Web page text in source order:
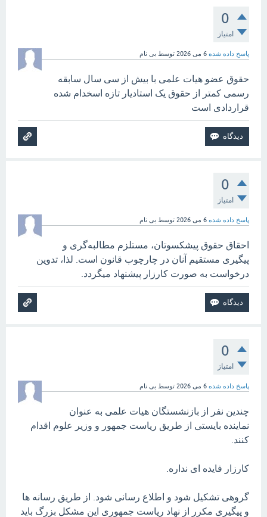
0
امتیاز
پاسخ داده شده 6 می 2026 توسط بی نام
حقوق عضو هیات علمی با بیش از سی سال سابقه
رسمی کمتر از حقوق یک استادیار تازه اسخدام شده
قراردادی است
0
امتیاز
پاسخ داده شده 6 می 2026 توسط بی نام
احقاق حقوق پیشکسوتان، مستلزم مطالبه‌گری و
پیگیری مستقیم آنان در چارچوب قانون است. لذا، تدوین
درخواست به صورت کارزار پیشنهاد میگردد.
0
امتیاز
پاسخ داده شده 6 می 2026 توسط بی نام
چندین نفر از بازنشستگان هیات علمی به عنوان
نماینده بایستی از طریق ریاست جمهور و وزیر علوم اقدام
کنند.
کارزار فایده ای نداره.
گروهی تشکیل شود و اطلاع رسانی شود. از طریق رسانه ها
و پیگیری مکرر از نهاد ریاست جمهوری این مشکل بزرگ باید